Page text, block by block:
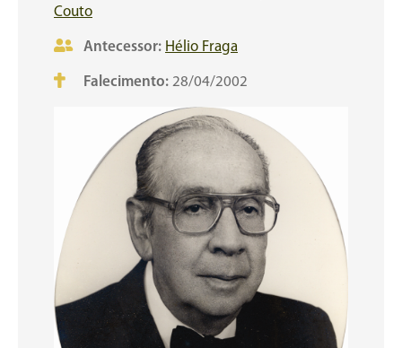
Couto
Antecessor: Hélio Fraga
Falecimento: 28/04/2002